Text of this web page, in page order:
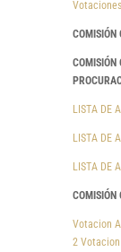
COMISIÓN
COMISIÓN
LISTA DE
LISTA DE
LISTA DE
COMISIÓN
Votacion
2